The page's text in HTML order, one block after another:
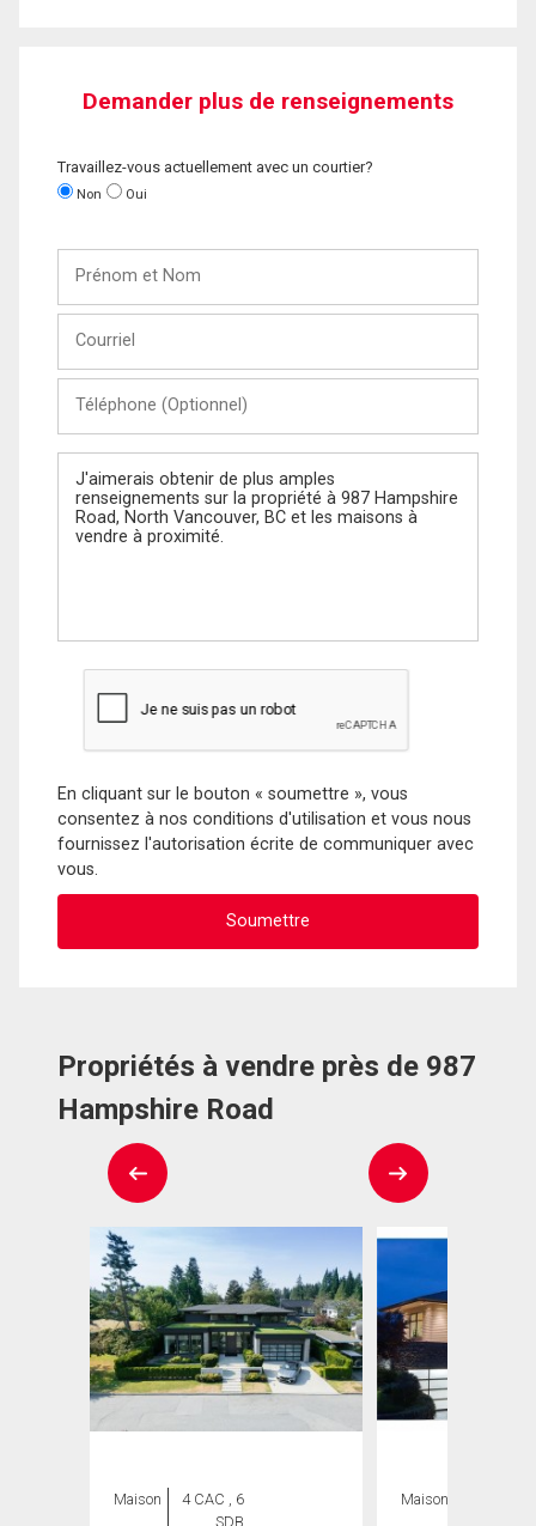
Demander plus de renseignements
Travaillez-vous actuellement avec un courtier?
Non Oui
Nom
(Optionnel)
Message
En cliquant sur le bouton « soumettre », vous
consentez à nos conditions d'utilisation et vous nous
fournissez l'autorisation écrite de communiquer avec
vous.
Propriétés à vendre près de 987
Hampshire Road
Maison
4 CAC , 6
SDB
Maison